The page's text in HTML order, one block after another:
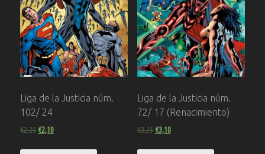
Liga de la Justicia núm.
102/ 24
€2,25€2,10
Liga de la Justicia núm.
72/ 17 (Renacimiento)
€3,25 €3,10